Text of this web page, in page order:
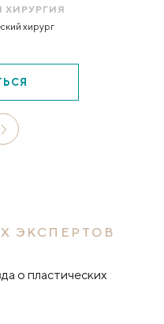
ХИРУРГИЯ
хирург
ЭКСПЕРТОВ